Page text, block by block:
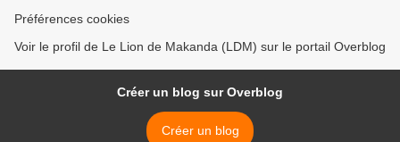
Préférences cookies
Voir le profil de Le Lion de Makanda (LDM) sur le portail Overblog
Créer un blog sur Overblog
Créer un blog